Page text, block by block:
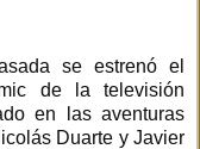
se estrenó el
de la televisión
en las aventuras
Duarte y Javier